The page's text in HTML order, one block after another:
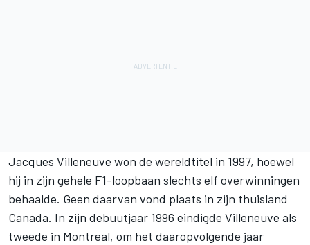
Jacques Villeneuve won de wereldtitel in 1997, hoewel
hij in zijn gehele F1-loopbaan slechts elf overwinningen
behaalde. Geen daarvan vond plaats in zijn thuisland
Canada. In zijn debuutjaar 1996 eindigde Villeneuve als
tweede in Montreal, om het daaropvolgende jaar